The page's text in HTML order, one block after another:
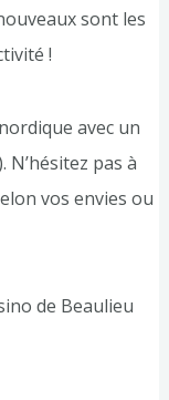
sont les
!
avec un
pas à
vos envies ou
de Beaulieu